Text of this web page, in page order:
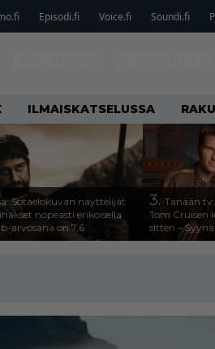
Episodi.fi Voice.fi Soundi.fi
ILMAISKATSELUSSA
Sotaelokuvan näyttelijät
nopeasti erikoisella
arvosana on 7,6
3. Tänään
Tom Cruisen
sitten –